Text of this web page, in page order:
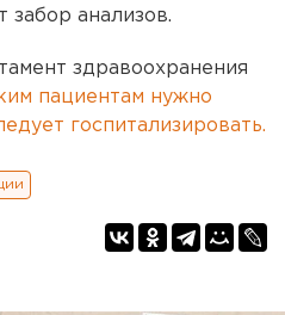
анализов.
здравоохранения
пациентам нужно
госпитализировать.